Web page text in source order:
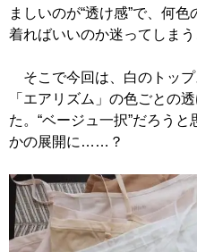
ましいのが“透け感”で、何
着ればいいのか迷ってしま
そこで今回は、白のトッ
「エアリズム」の色ごとの
た。“ベージュ一択”だろうと
かの展開に……？